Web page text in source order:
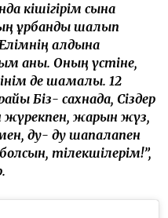
кішігірім сынақ
құрбандық шалып
алдына
анық. Оның үстіне,
де шамалы. 12
Біз- сахнада, Сіздер
жарқын жүз,
ду- ду шапалақпен
тілекшілерім!”,